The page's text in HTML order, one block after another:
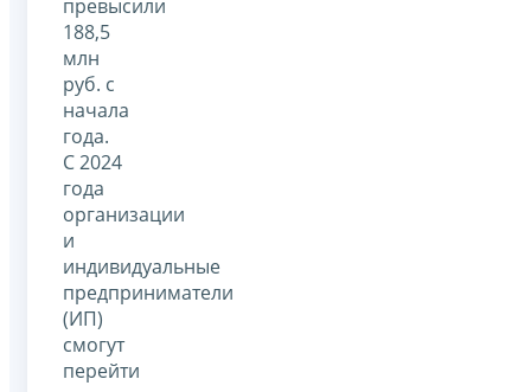
превысили
188,5
млн
руб. с
начала
года.
С 2024
года
организации
и
индивидуальные
предприниматели
(ИП)
смогут
перейти